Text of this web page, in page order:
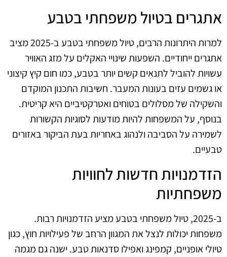
אתגרים בטיול משפחתי בטבע
למרות היתרונות הרבים, טיול משפחתי בטבע ב-2025 מציב
אתגרים ייחודיים. השפעות שינויי האקלים על מזג האוויר
עשויות להוביל לתנאים קשים יותר בטבע, כמו חום קיץ קיצוני
או גשמים עזים בעונות המעבר. חשיבות התכנון המוקדם
והשקילה של מסלולים בטוחים ואטרקטיביים היא קריטית.
בנוסף, על המשפחות להיות מודעות לסוגיות הקשורות
לשמירה על הסביבה ולנהוג באחריות בעת הביקור באזורים
טבעיים.
הזדמנויות חדשות לחוויות
משפחתיות
ב-2025, טיול משפחתי בטבע מציע הזדמנויות רבות.
משפחות יכולות לנצל את המגוון הרחב של פעילויות חוץ, כגון
טיולי אופניים, קמפינג ואפילו סדנאות טבע. ישנה גם מגמה